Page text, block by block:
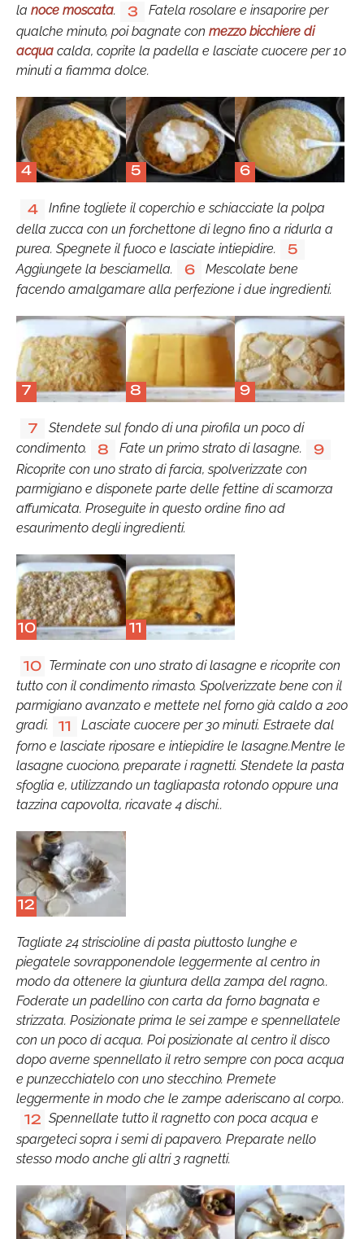
la noce moscata. 3
Fatela rosolare e insaporire per
qualche minuto, poi bagnate con mezzo bicchiere di
acqua calda, coprite la padella e lasciate cuocere per 10
minuti a fiamma dolce.
4 5 6
4
Infine togliete il coperchio e schiacciate la polpa
della zucca con un forchettone di legno fino a ridurla a
purea. Spegnete il fuoco e lasciate intiepidire.
5
Aggiungete la besciamella. 6
Mescolate bene
facendo amalgamare alla perfezione i due ingredienti.
7 8 9
7
Stendete sul fondo di una pirofila un poco di
condimento.
8 Fate un primo strato di lasagne. 9
Ricoprite con uno strato di farcia, spolverizzate con
parmigiano e disponete parte delle fettine di scamorza
affumicata. Proseguite in questo ordine fino ad
esaurimento degli ingredienti.
10 11
10 Terminate con uno strato di lasagne e ricoprite con
tutto con il condimento rimasto. Spolverizzate bene con il
parmigiano avanzato e mettete nel forno già caldo a 200
gradi.
11
Lasciate cuocere per 30 minuti. Estraete dal
forno e lasciate riposare e intiepidire le lasagne.Mentre le
lasagne cuociono, preparate i ragnetti. Stendete la pasta
sfoglia e, utilizzando un tagliapasta rotondo oppure una
tazzina capovolta, ricavate 4 dischi..
12
Tagliate 24 striscioline di pasta piuttosto lunghe e
piegatele sovrapponendole leggermente al centro in
modo da ottenere la giuntura della zampa del ragno..
Foderate un padellino con carta da forno bagnata e
strizzata. Posizionate prima le sei zampe e spennellatele
con un poco di acqua. Poi posizionate al centro il disco
dopo averne spennellato il retro sempre con poca acqua
e punzecchiatelo con uno stecchino. Premete
leggermente in modo che le zampe aderiscano al corpo..
12 Spennellate tutto il ragnetto con poca acqua e
spargeteci sopra i semi di papavero. Preparate nello
stesso modo anche gli altri 3 ragnetti.